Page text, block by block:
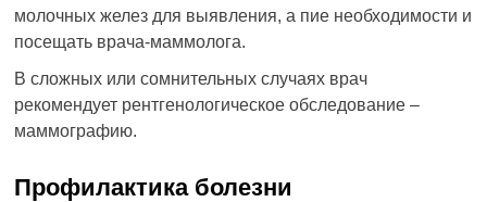
молочных желез для выявления, а пие необходимости и
посещать врача-маммолога.
В сложных или сомнительных случаях врач
рекомендует рентгенологическое обследование –
маммографию.
Профилактика болезни